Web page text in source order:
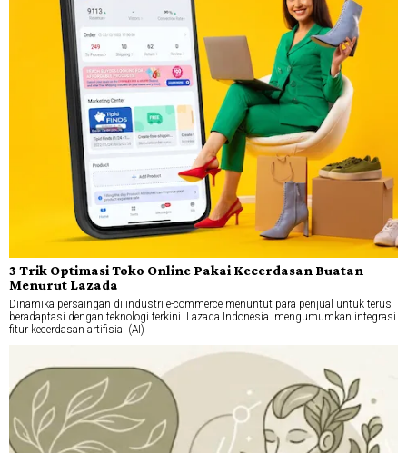
3 Trik Optimasi Toko Online Pakai Kecerdasan Buatan
Menurut Lazada
Dinamika persaingan di industri e-commerce menuntut para penjual untuk terus
beradaptasi dengan teknologi terkini. Lazada Indonesia mengumumkan integrasi
fitur kecerdasan artifisial (AI)